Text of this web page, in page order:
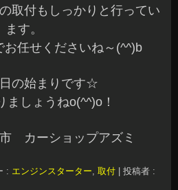
取付もしっかりと行ってい
ます。
お任せくださいね～(^^)b
の始まりです☆
ましょうねo(^^)o！
カーショップアズミ
: エンジンスターター, 取付
投稿者 :